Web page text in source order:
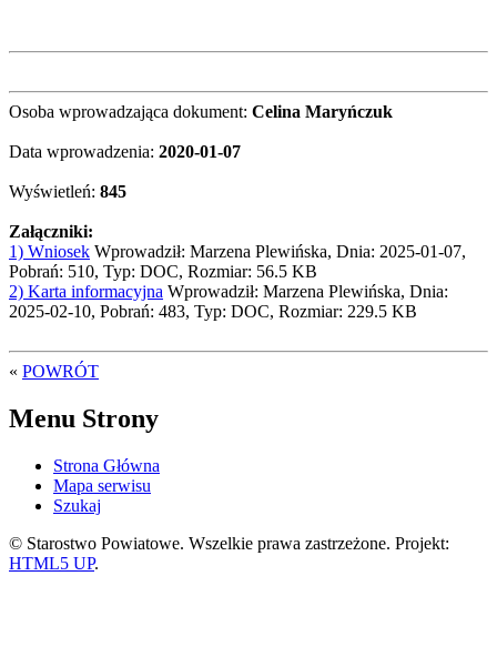
Osoba wprowadzająca dokument: Celina Maryńczuk
Data wprowadzenia: 2020-01-07
Wyświetleń: 845
Załączniki:
1) Wniosek Wprowadził: Marzena Plewińska, Dnia: 2025-01-07,
Pobrań: 510, Typ: DOC, Rozmiar: 56.5 KB
2) Karta informacyjna Wprowadził: Marzena Plewińska, Dnia:
2025-02-10, Pobrań: 483, Typ: DOC, Rozmiar: 229.5 KB
« POWRÓT
Menu Strony
Strona Główna
Mapa serwisu
Szukaj
© Starostwo Powiatowe. Wszelkie prawa zastrzeżone. Projekt:
HTML5 UP.